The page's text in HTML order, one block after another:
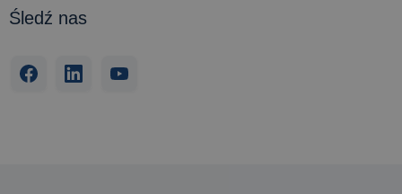
Śledź nas